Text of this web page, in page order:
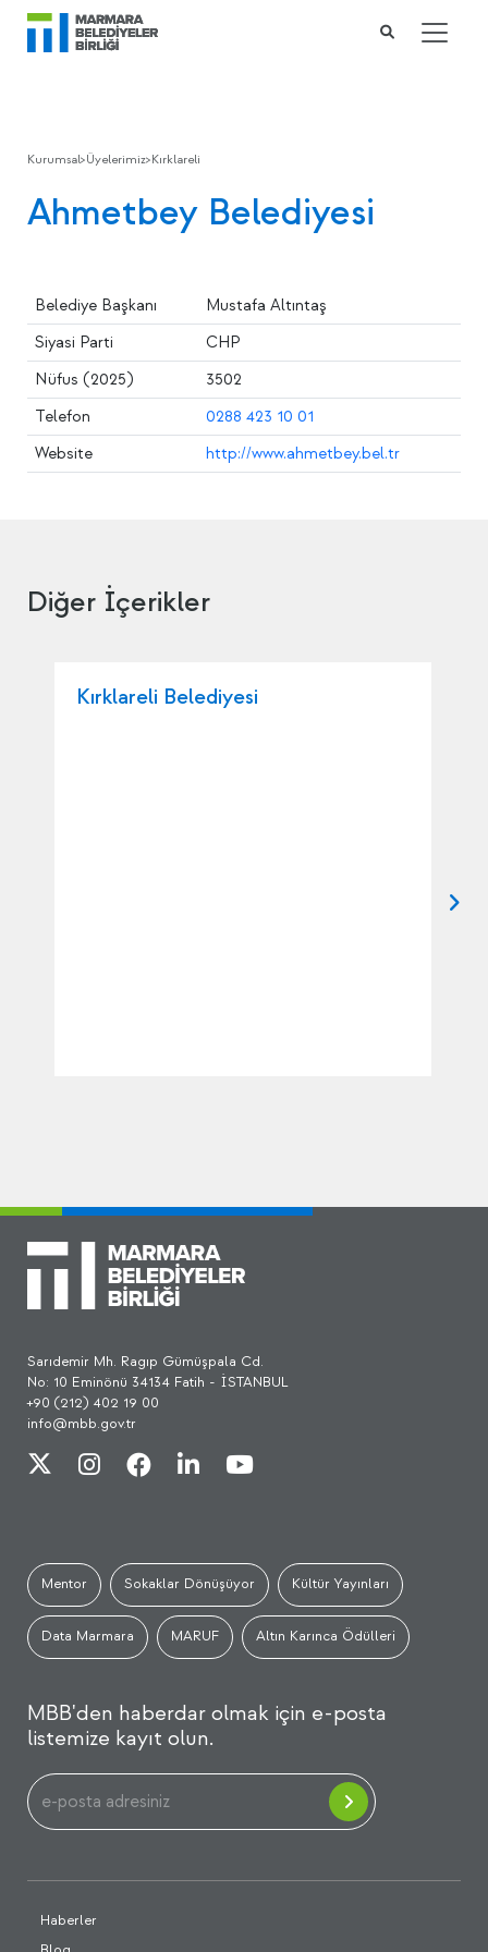
Kurumsal>Üyelerimiz>Kırklareli
Ahmetbey Belediyesi
Belediye Başkanı
Mustafa Altıntaş
Siyasi Parti
CHP
Nüfus (2025)
3502
Telefon
0288 423 10 01
Website
http://www.ahmetbey.bel.tr
Diğer İçerikler
Kırklareli Belediyesi
Sarıdemir Mh. Ragıp Gümüşpala Cd.
No: 10 Eminönü 34134 Fatih - İSTANBUL
+90 (212) 402 19 00
info@mbb.gov.tr
Mentor Sokaklar Dönüşüyor Kültür Yayınları
Data Marmara MARUF Altın Karınca Ödülleri
MBB'den haberdar olmak için e-posta
listemize kayıt olun.
Haberler